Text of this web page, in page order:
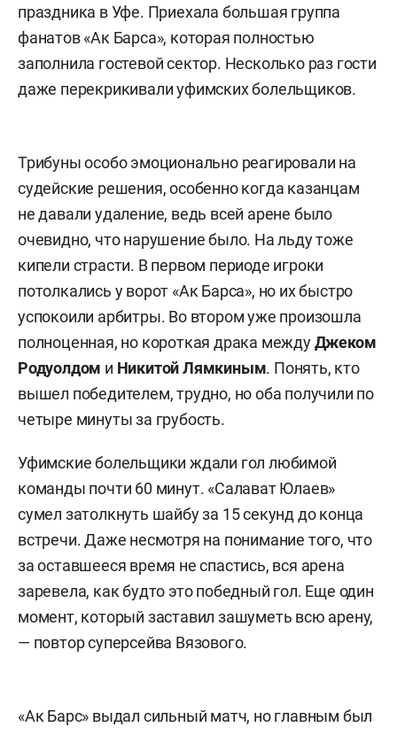
праздника в Уфе. Приехала большая группа
фанатов «Ак Барса», которая полностью
заполнила гостевой сектор. Несколько раз гости
даже перекрикивали уфимских болельщиков.
Трибуны особо эмоционально реагировали на
судейские решения, особенно когда казанцам
не давали удаление, ведь всей арене было
очевидно, что нарушение было. На льду тоже
кипели страсти. В первом периоде игроки
потолкались у ворот «Ак Барса», но их быстро
успокоили арбитры. Во втором уже произошла
полноценная, но короткая драка междуДжеком
Родуолдом и Никитой Лямкиным. Понять, кто
вышел победителем, трудно, но оба получили по
четыре минуты за грубость.
Уфимские болельщики ждали гол любимой
команды почти 60 минут. «Салават Юлаев»
сумел затолкнуть шайбу за 15 секунд до конца
встречи. Даже несмотря на понимание того, что
за оставшееся время не спастись, вся арена
заревела, как будто это победный гол. Еще один
момент, который заставил зашуметь всю арену,
— повтор суперсейва Вязового.
«Ак Барс» выдал сильный матч, но главным был